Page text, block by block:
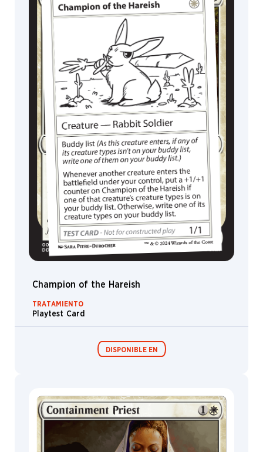
MagicCon
Champion of the Hareish
TRATAMIENTO
Playtest Card
DISPONIBLE EN
Festival in a